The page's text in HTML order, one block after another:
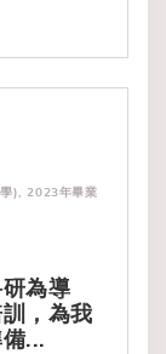
), 2023年畢業
為導
，為我
...